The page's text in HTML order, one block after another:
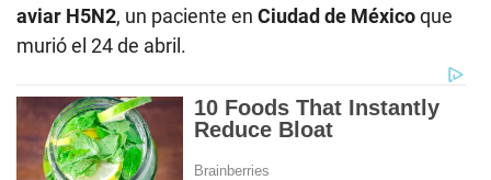
aviar H5N2, un paciente en Ciudad de Méxicoque
murió el 24 de abril.